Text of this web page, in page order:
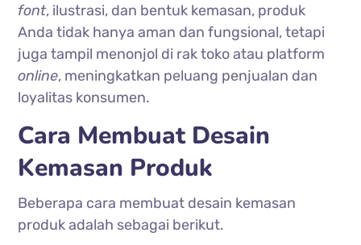
font, ilustrasi, dan bentuk kemasan, produk
Anda tidak hanya aman dan fungsional, tetapi
juga tampil menonjol di rak toko atau platform
online, meningkatkan peluang penjualan dan
loyalitas konsumen.
Cara Membuat Desain
Kemasan Produk
Beberapa cara membuat desain kemasan
produk adalah sebagai berikut.